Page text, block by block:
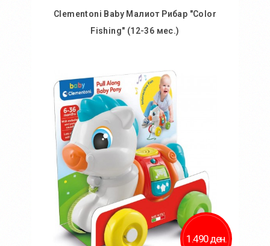
Clementoni Baby Малиот Рибар "Color
Fishing" (12-36 мес.)
Во кошничка
Додај во желби
Додај за споредба
1.490 ден.